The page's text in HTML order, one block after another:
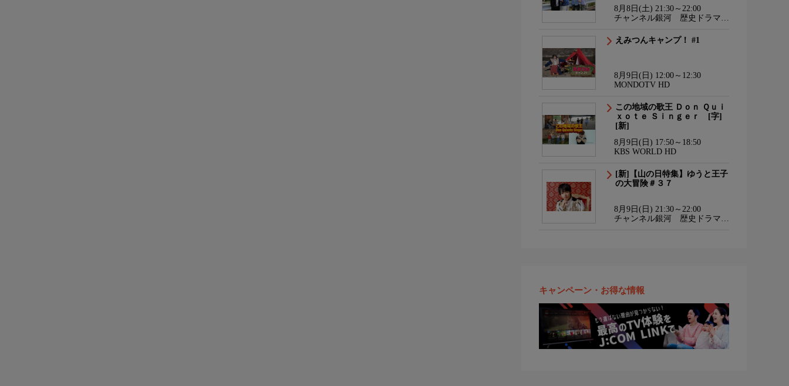
8月8日(土) 21:30～22:00
チャンネル銀河 歴史ドラマ・
えみつんキャンプ！ #1
8月9日(日) 12:00～12:30
MONDOTV HD
この地域の歌王 Ｄｏｎ Ｑｕｉ
ｘｏｔｅ Ｓｉｎｇｅｒ [字]
[新]
8月9日(日) 17:50～18:50
KBS WORLD HD
[新]【山の日特集】ゆうと王子
の大冒険＃３７
8月9日(日) 21:30～22:00
チャンネル銀河 歴史ドラマ・
キャンペーン・お得な情報